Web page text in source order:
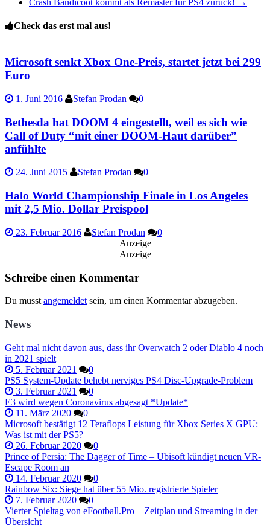
Crash Bandicoot kommt als Remaster für PS4 zurück! →
Check das erst mal aus!
Microsoft senkt Xbox One-Preis, startet jetzt bei 299
Euro
1. Juni 2016 Stefan Prodan 0
Bethesda hat DOOM 4 eingestellt, weil es sich wie
Call of Duty “mit einer DOOM-Haut darüber”
anfühlte
24. Juni 2015 Stefan Prodan 0
Halo World Championship Finale in Los Angeles
mit 2,5 Mio. Dollar Preispool
23. Februar 2016 Stefan Prodan
0
Anzeige
Anzeige
Schreibe einen Kommentar
Du musst angemeldet sein, um einen Kommentar abzugeben.
News
Geht mal nicht davon aus, dass ihr Overwatch 2 oder Diablo 4 noch
in 2021 spielt
5. Februar 2021
0
PS5 System-Update behebt nerviges PS4 Disc-Upgrade-Problem
3. Februar 2021
0
E3 wird wegen Coronavirus abgesagt *Update*
11. März 2020
0
Microsoft bestätigt 12 Teraflops Leistung für Xbox Series X GPU:
Was ist mit der PS5?
26. Februar 2020
0
Prince of Persia: The Dagger of Time – Ubisoft kündigt neuen VR-
Escape Room an
14. Februar 2020
0
Rainbow Six: Siege hat über 55 Mio. registrierte Spieler
7. Februar 2020
0
Vierter Spieltag von eFootball.Pro – Zeitplan und Streaming in der
Übersicht